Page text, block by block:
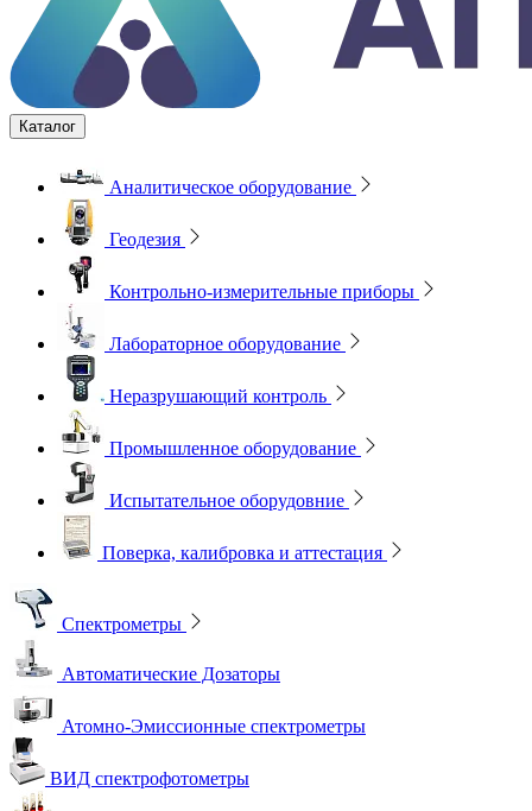
Каталог
Аналитическое оборудование
Геодезия
Контрольно-измерительные приборы
Лабораторное оборудование
Неразрушающий контроль
Промышленное оборудование
Испытательное оборудовние
Поверка, калибровка и аттестация
Спектрометры
Автоматические Дозаторы
Атомно-Эмиссионные спектрометры
ВИД спектрофотометры